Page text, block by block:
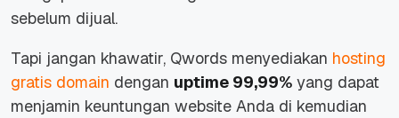
sebelum dijual.
Tapi jangan khawatir, Qwords menyediakan hosting
gratis domain dengan uptime 99,99% yang dapat
menjamin keuntungan website Anda di kemudian